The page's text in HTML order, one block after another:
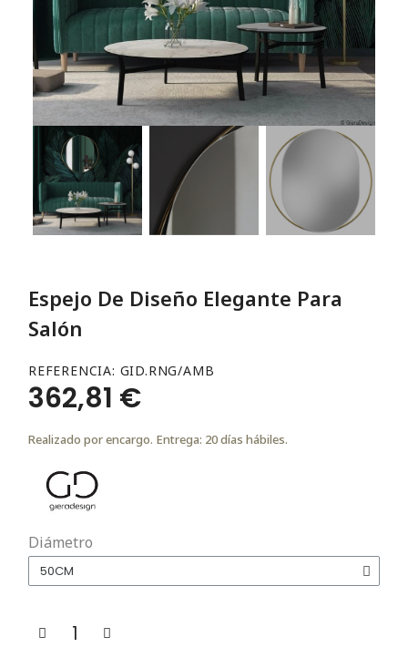
Espejo De Diseño Elegante Para
Salón
REFERENCIA GID.RNG/AMB
362,81 €
Realizado por encargo. Entrega: 20 días hábiles.
Diámetro